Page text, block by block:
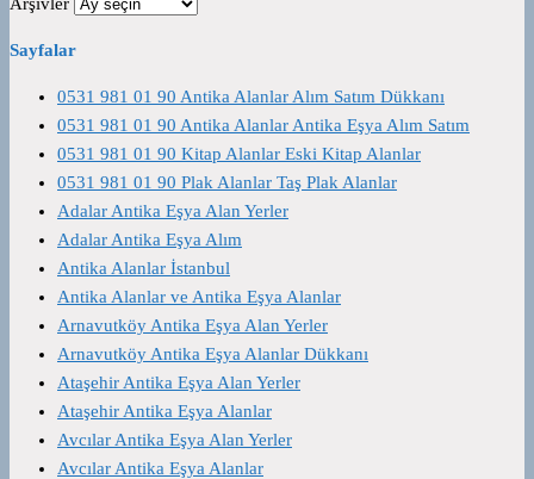
Sayfalar
0531 981 01 90 Antika Alanlar Alım Satım Dükkanı
0531 981 01 90 Antika Alanlar Antika Eşya Alım Satım
0531 981 01 90 Kitap Alanlar Eski Kitap Alanlar
0531 981 01 90 Plak Alanlar Taş Plak Alanlar
Adalar Antika Eşya Alan Yerler
Adalar Antika Eşya Alım
Antika Alanlar İstanbul
Antika Alanlar ve Antika Eşya Alanlar
Arnavutköy Antika Eşya Alan Yerler
Arnavutköy Antika Eşya Alanlar Dükkanı
Ataşehir Antika Eşya Alan Yerler
Ataşehir Antika Eşya Alanlar
Avcılar Antika Eşya Alan Yerler
Avcılar Antika Eşya Alanlar